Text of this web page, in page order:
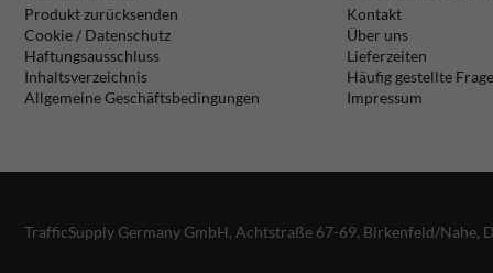
Produkt zurücksenden
Cookie / Datenschutz
Haftungsausschluss
Inhaltsverzeichnis
Allgemeine Geschäftsbedingungen
Kontakt
Über uns
Lieferzeiten
Häufig gestellte
Impressum
TrafficSupply Germany GmbH, Achtstraße 67-69, Birkenfeld/Nahe,